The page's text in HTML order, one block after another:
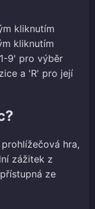
kliknutím
kliknutím
9' pro výběr
a 'R' pro její
hra,
zážitek z
ze